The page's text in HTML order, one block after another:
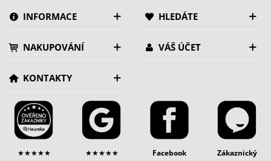
INFORMACE HLEDÁTE
NAKUPOVÁNÍ VÁŠ ÚČET
KONTAKTY
★★★★★
★★★★★
Facebook
Zákaznický